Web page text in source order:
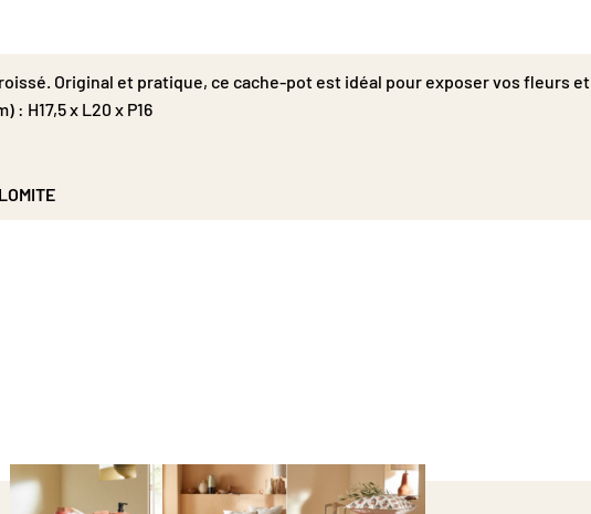
Original et pratique, ce cache-pot est idéal pour exposer vos fleurs et
: H17,5 x L20 x P16